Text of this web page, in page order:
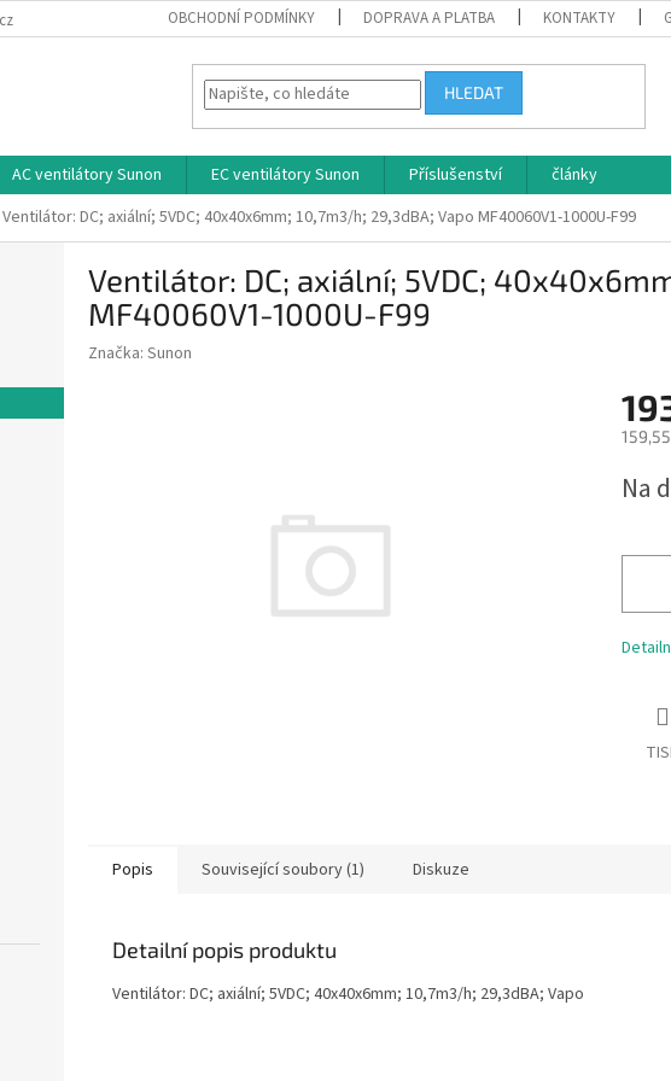
OBCHODNÍ PODMÍNKY DOPRAVA A PLATBA KONTAKTY
HLEDAT
AC ventilátory Sunon EC ventilátory Sunon Příslušenství
články
Ventilátor: DC; axiální; 5VDC; 40x40x6mm; 10,7m3/h; 29,3dBA; Vapo MF40060V1-1000U-F99
Ventilátor: DC; axiální; 5VDC;
MF40060V1-1000U-F99
Značka: Sunon
cena:
Na
Popis Související soubory (1) Diskuze
Detailní popis produktu
Ventilátor: DC; axiální; 5VDC; 40x40x6mm; 10,7m3/h; 29,3dBA; Vapo